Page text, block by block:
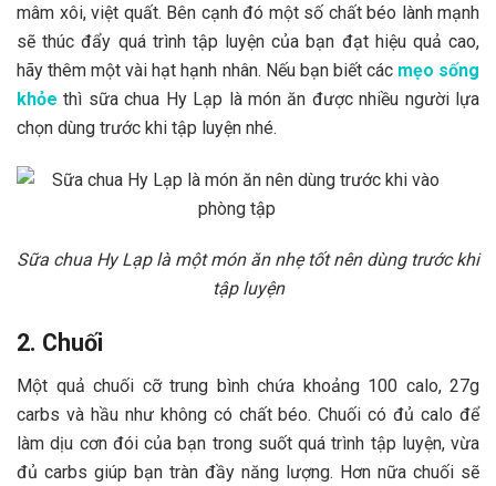
mâm xôi, việt quất. Bên cạnh đó một số chất béo lành mạnh
sẽ thúc đẩy quá trình tập luyện của bạn đạt hiệu quả cao,
hãy thêm một vài hạt hạnh nhân. Nếu bạn biết các mẹo sống
khỏe thì sữa chua Hy Lạp là món ăn được nhiều người lựa
chọn dùng trước khi tập luyện nhé.
Sữa chua Hy Lạp là một món ăn nhẹ tốt nên dùng trước khi
tập luyện
2. Chuối
Một quả chuối cỡ trung bình chứa khoảng 100 calo, 27g
carbs và hầu như không có chất béo. Chuối có đủ calo để
làm dịu cơn đói của bạn trong suốt quá trình tập luyện, vừa
đủ carbs giúp bạn tràn đầy năng lượng. Hơn nữa chuối sẽ